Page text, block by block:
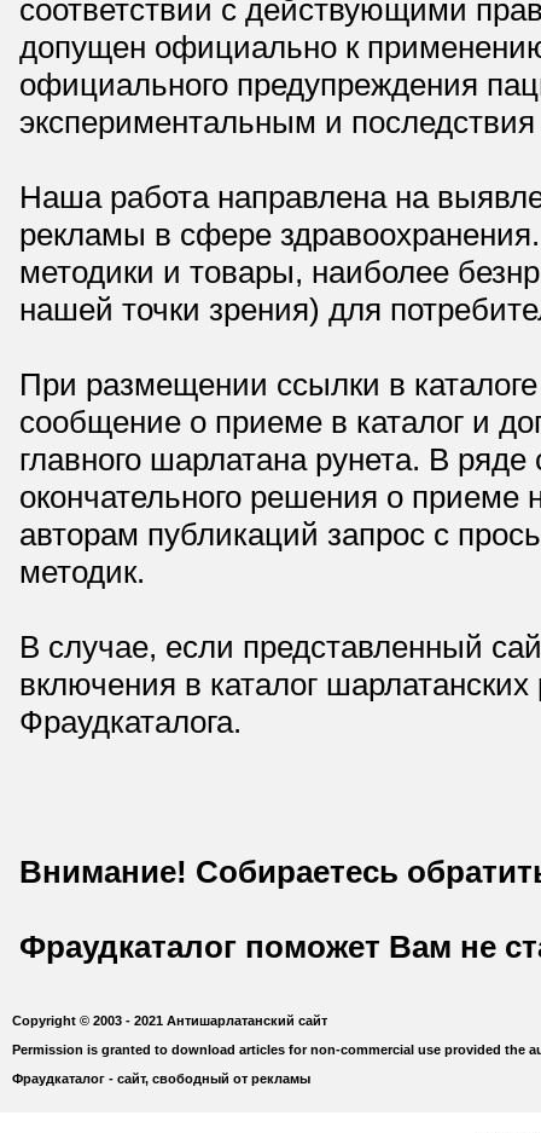
соответствии с действующими
допущен официально к
официального предупреждения
экспериментальным и
Наша работа направлена на
рекламы в сфере
методики и товары, наиболее
нашей точки зрения) для
При размещении ссылки в
сообщение о приеме в каталог и
главного шарлатана рунета. В
окончательного решения о приеме
авторам публикаций запрос с
методик.
В случае, если представленный
включения в каталог
Фраудкаталога.
Внимание! Собираетесь
Фраудкаталог поможет Вам не
Copyright © 2003 - 2021 Антишарлатанский сайт
Permission is granted to download articles for non-commercial use provided the
Фраудкаталог - сайт, свободный от рекламы